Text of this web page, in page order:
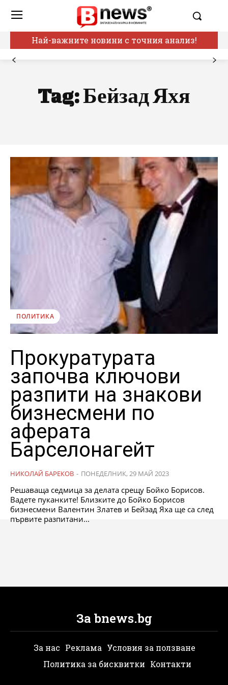
Най-важните новини с точния анализ!
Tag:Бейзад Яхя
ПОЛИТИКА
Прокуратурата
започва ключови
разпити на знакови
бизнесмени по
аферата
Барселонагейт
НИКОЛАЙ БАРЕКОВ - ПОНЕДЕЛНИК, 29 МАЙ 2023
Решаваща седмица за делата срещу Бойко Борисов.
Вадете пуканките! Близките до Бойко Борисов
бизнесмени Валентин Златев и Бейзад Яха ще са след
първите разпитани...
За bnews.bg
За нас Реклама Условия за ползване
Политика за бисквитки Контакти